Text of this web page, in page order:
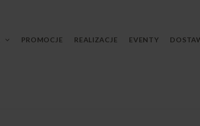
PROMOCJE REALIZACJE EVENTY